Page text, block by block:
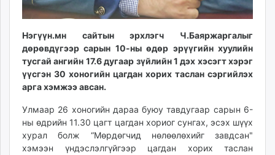
unuudur.mn
mglradio.com
fact.mn
itoim.mn
tumen.mn
times.mn
tvmongolia.mn
mass.mn
Нэгүүн.мн сайтын эрхлэгч Ч.Баяржаргалыг
дөрөвдүгээр сарын 10-ны өдөр эрүүгийн хуулийн
тусгай ангийн 17.6 дугаар зүйлийн 1 дэх хэсэгт хэрэг
үүсгэн 30 хоногийн цагдан хорих таслан сэргийлэх
арга хэмжээ авсан.
Улмаар 26 хоногийн дараа буюу тавдугаар сарын 6-
ны өдрийн 11.30 цагт цагдан хориог сунгах, эсэх шүүх
хурал болж “Мөрдөгчид нөлөөлөхийг завдсан"
хэмээн үндэслэлгүйгээр цагдан хорих таслан